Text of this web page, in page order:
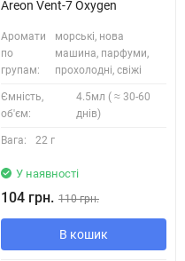
Areon Vent-7 Oxygen
Аромати
по
групам:
морські, нова
машина, парфуми,
прохолодні, свіжі
Ємність,
об'єм:
4.5мл ( ≈ 30-60
днів)
Вага: 22 г
У наявності
104 грн. 110 грн.
В кошик